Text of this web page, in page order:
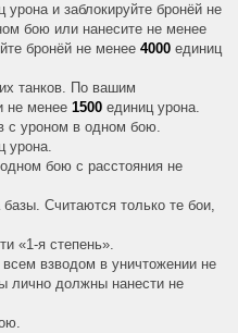
урона и заблокируйте бронёй не
бою или нанесите не менее
бронёй не менее4000 единиц
танков. По вашим
не менее1500 единиц урона.
с уроном в одном бою.
урона.
бою с расстояния не
базы. Считаются только те бои,
«1-я степень».
всем взводом в уничтожении не
лично должны нанести не